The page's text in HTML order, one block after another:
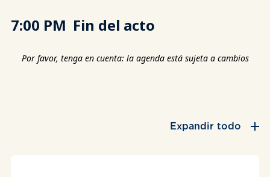
7:00 PM Fin del acto
Por favor, tenga en cuenta: la agenda está sujeta a cambios
Expandir todo